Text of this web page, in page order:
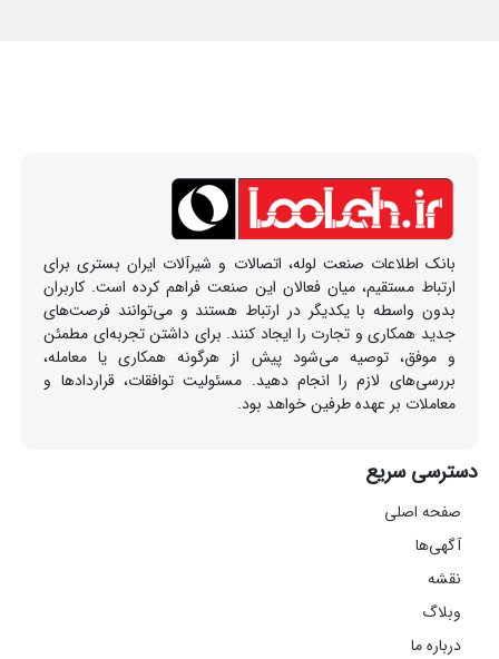
بانک اطلاعات صنعت لوله، اتصالات و شیرآلات ایران بستری برای
ارتباط مستقیم، میان فعالان این صنعت فراهم کرده است. کاربران
بدون واسطه با یکدیگر در ارتباط هستند و می‌توانند فرصت‌های
جدید همکاری و تجارت را ایجاد کنند. برای داشتن تجربه‌ای مطمئن
و موفق، توصیه می‌شود پیش از هرگونه همکاری یا معامله،
بررسی‌های لازم را انجام دهید. مسئولیت توافقات، قراردادها و
معاملات بر عهده طرفین خواهد بود.
دسترسی سریع
صفحه اصلی
آگهی‌ها
نقشه
وبلاگ
درباره ما